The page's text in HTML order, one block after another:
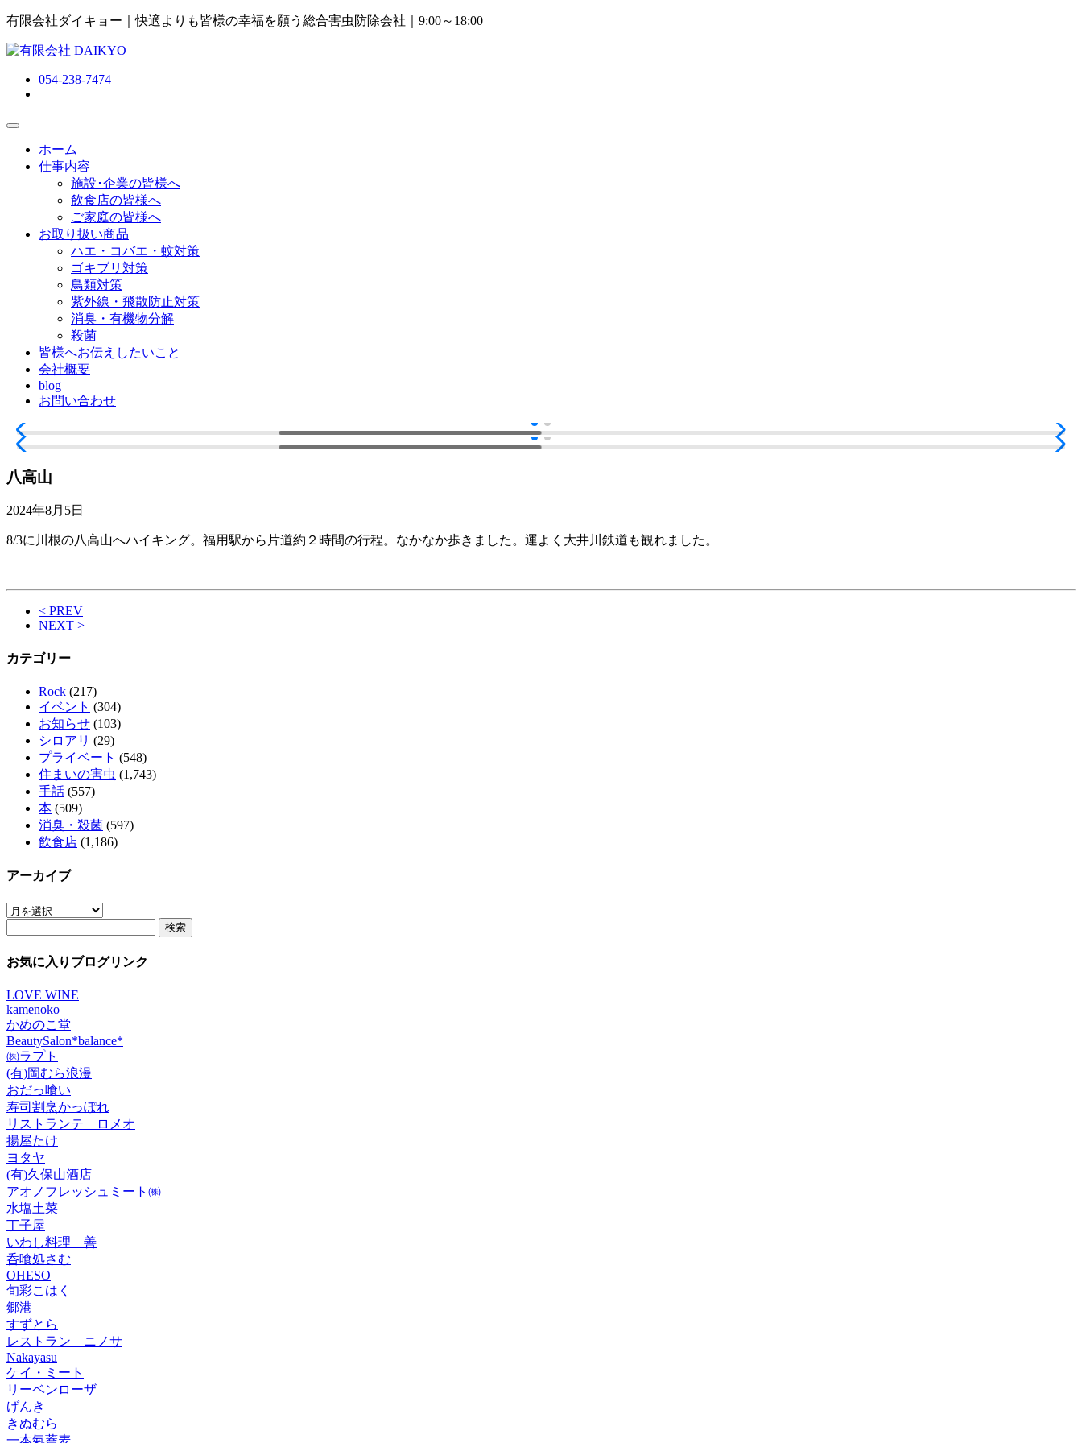
有限会社ダイキョー｜快適よりも皆様の幸福を願う総合害虫防除会社 ｜9:00～18:00
054-238-7474
ホーム
仕事内容
施設･企業の皆様へ
飲食店の皆様へ
ご家庭の皆様へ
お取り扱い商品
ハエ・コバエ・蚊対策
ゴキブリ対策
鳥類対策
紫外線・飛散防止対策
消臭・有機物分解
殺菌
皆様へお伝えしたいこと
会社概要
blog
お問い合わせ
八高山
2024年8月5日
8/3に川根の八高山へハイキング。福用駅から片道約２時間の行程。なかなか歩きました。運よく大井川鉄道も観れました。
< PREV
NEXT >
カテゴリー
Rock (217)
イベント (304)
お知らせ (103)
シロアリ (29)
プライベート (548)
住まいの害虫 (1,743)
手話 (557)
本 (509)
消臭・殺菌 (597)
飲食店 (1,186)
アーカイブ
ア
イ
お気に入りブログリンク
LOVE WINE
kamenoko
かめのこ堂
BeautySalon*balance*
㈱ラプト
(有)岡むら浪漫
おだっ喰い
寿司割烹かっぽれ
リストランテ ロメオ
揚屋たけ
ヨタヤ
(有)久保山酒店
アオノフレッシュミート㈱
水塩土菜
丁子屋
いわし料理 善
呑喰処さむ
OHESO
旬彩こはく
郷港
すずとら
レストラン ニノサ
Nakayasu
ケイ・ミート
リーベンローザ
げんき
きぬむら
一本氣蕎麦